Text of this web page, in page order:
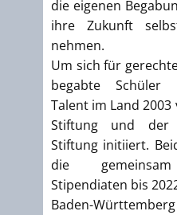
die eigenen
ihre Zukunft
nehmen.
Um sich für
begabte Schüler
Talent im Land
Stiftung und der
Stiftung initiiert.
die gemeinsam
Stipendiaten bis
Baden-